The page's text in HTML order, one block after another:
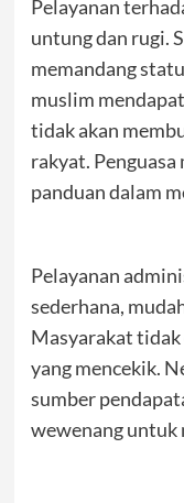
Pelayanan
untung dan rugi.
memandang
muslim
tidak akan
rakyat.
panduan dalam
Pelayanan
sederhana,
Masyarakat
yang mencekik.
sumber
wewenang untuk